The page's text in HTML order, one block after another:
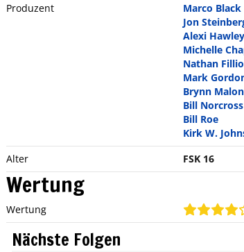
Produzent
Marco Black
Jon
Alexi Hawley
Michelle
Nathan
Mark
Brynn
Bill Norcross
Bill Roe
Kirk W.
Alter
FSK 16
Wertung
Wertung
Nächste Folgen